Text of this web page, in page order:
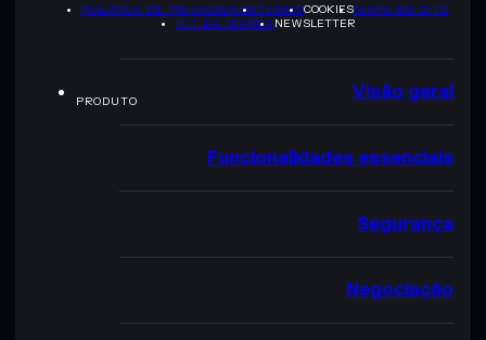
POLÍTICA DE PRIVACIDADETERMSCOOKIESMAPA DO SITE
KIT DA MARCA NEWSLETTER
PRODUTO Visão geral
Funcionalidades essenciais
Segurança
Negociação